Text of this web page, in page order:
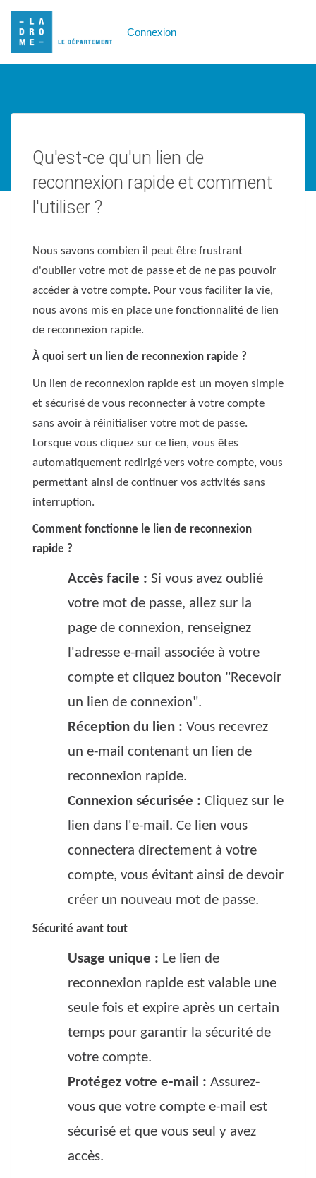
Connexion
Qu'est-ce qu'un lien de
reconnexion rapide et comment
l'utiliser ?
Nous savons combien il peut être frustrant
d'oublier votre mot de passe et de ne pas pouvoir
accéder à votre compte. Pour vous faciliter la vie,
nous avons mis en place une fonctionnalité de lien
de reconnexion rapide.
À quoi sert un lien de reconnexion rapide ?
Un lien de reconnexion rapide est un moyen simple
et sécurisé de vous reconnecter à votre compte
sans avoir à réinitialiser votre mot de passe.
Lorsque vous cliquez sur ce lien, vous êtes
automatiquement redirigé vers votre compte, vous
permettant ainsi de continuer vos activités sans
interruption.
Comment fonctionne le lien de reconnexion
rapide ?
Accès facile : Si vous avez oublié
votre mot de passe, allez sur la
page de connexion, renseignez
l'adresse e-mail associée à votre
compte et cliquez bouton "Recevoir
un lien de connexion".
Réception du lien : Vous recevrez
un e-mail contenant un lien de
reconnexion rapide.
Connexion sécurisée : Cliquez sur le
lien dans l'e-mail. Ce lien vous
connectera directement à votre
compte, vous évitant ainsi de devoir
créer un nouveau mot de passe.
Sécurité avant tout
Usage unique : Le lien de
reconnexion rapide est valable une
seule fois et expire après un certain
temps pour garantir la sécurité de
votre compte.
Protégez votre e-mail : Assurez-
vous que votre compte e-mail est
sécurisé et que vous seul y avez
accès.